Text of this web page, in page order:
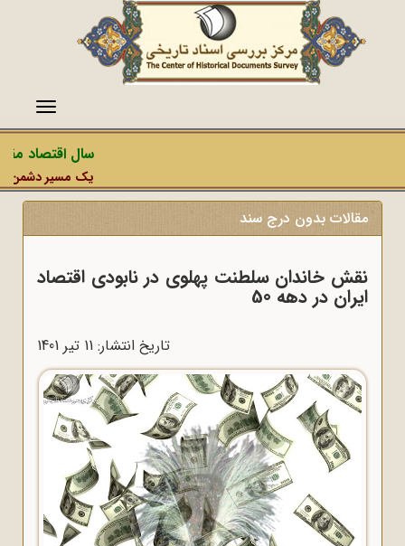
منو
سال اقتصاد
یک مسیر دشمن،
مقالات بدون درج سند
نقش خاندان سلطنت پهلوی در نابودی اقتصاد
ایران در دهه 50
تاریخ انتشار: 11 تير 1401